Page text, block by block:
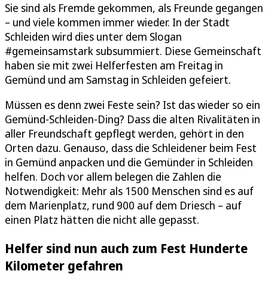
Sie sind als Fremde gekommen, als Freunde gegangen
– und viele kommen immer wieder. In der Stadt
Schleiden wird dies unter dem Slogan
#gemeinsamstark subsummiert. Diese Gemeinschaft
haben sie mit zwei Helferfesten am Freitag in
Gemünd und am Samstag in Schleiden gefeiert.
Müssen es denn zwei Feste sein? Ist das wieder so ein
Gemünd-Schleiden-Ding? Dass die alten Rivalitäten in
aller Freundschaft gepflegt werden, gehört in den
Orten dazu. Genauso, dass die Schleidener beim Fest
in Gemünd anpacken und die Gemünder in Schleiden
helfen. Doch vor allem belegen die Zahlen die
Notwendigkeit: Mehr als 1500 Menschen sind es auf
dem Marienplatz, rund 900 auf dem Driesch – auf
einen Platz hätten die nicht alle gepasst.
Helfer sind nun auch zum Fest Hunderte
Kilometer gefahren